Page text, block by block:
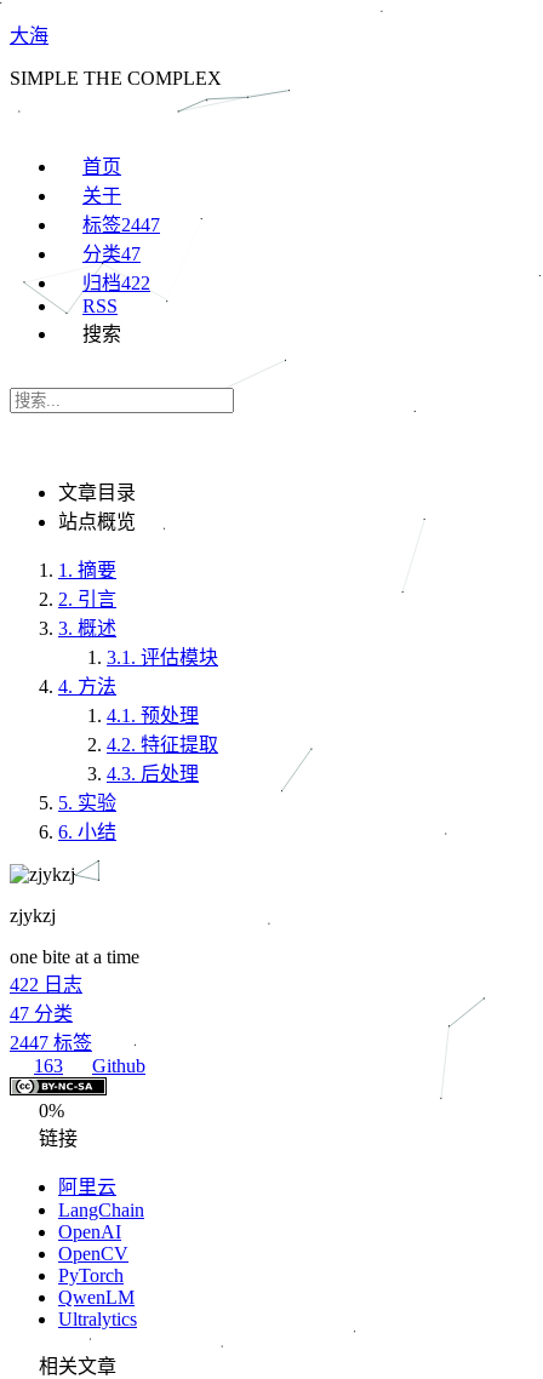
大海
SIMPLE THE COMPLEX
首页
关于
标签2447
分类47
归档422
RSS
搜索
文章目录
站点概览
1. 摘要
2. 引言
3. 概述
3.1. 评估模块
4. 方法
4.1. 预处理
4.2. 特征提取
4.3. 后处理
5. 实验
6. 小结
zjykzj
one bite at a time
422 日志
47 分类
2447 标签
163
Github
0%
链接
阿里云
LangChain
OpenAI
OpenCV
PyTorch
QwenLM
Ultralytics
相关文章